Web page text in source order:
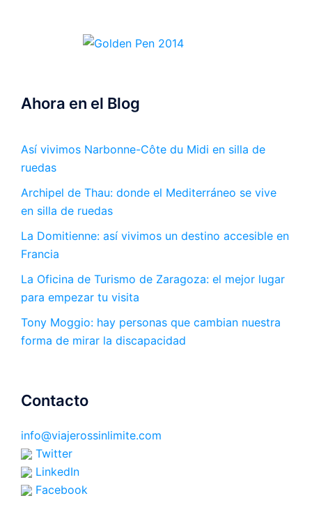
Ahora en el Blog
Así vivimos Narbonne-Côte du Midi en silla de
ruedas
Archipel de Thau: donde el Mediterráneo se vive
en silla de ruedas
La Domitienne: así vivimos un destino accesible en
Francia
La Oficina de Turismo de Zaragoza: el mejor lugar
para empezar tu visita
Tony Moggio: hay personas que cambian nuestra
forma de mirar la discapacidad
Contacto
info@viajerossinlimite.com
Twitter
LinkedIn
Facebook